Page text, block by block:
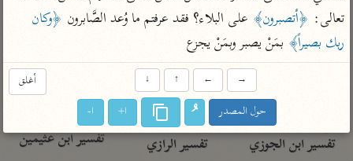
تفسير ابن كثير
تفسير القرطبي
تفسير البغوي
تفسير ابن الجوزي
فتح القدير للشوكاني
تفسير ابن جزي
موسوعات
تفسير الآلوسي
تفسير الرازي
المختصر في
التفسير
تفسير السعدي
أيسر التفاسير
القرآن – تدبر وعمل
تفسير ابن عثيمين
تعالى: ﴿أتصبرون﴾ على البلاء؟ فقد عرفتم ما وُعد الصَّابرون
ربك بصيراً﴾ بمَنْ يصبر وبمَنْ يجزع
أغلق →
←
↑
↓
حول المصدر ا+ ا-